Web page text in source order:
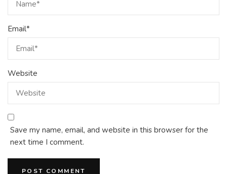
Email*
Website
Save my name, email, and website in this browser for the
next time I comment.